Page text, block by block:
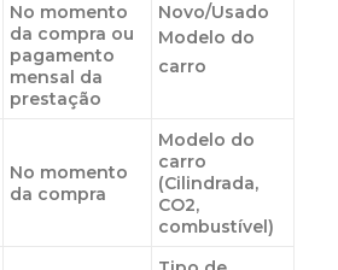
No momento
da compra ou
pagamento
mensal da
prestação
Novo/Usado
Modelo do
carro
No momento
da compra
Modelo do
carro
(Cilindrada,
CO2,
combustível)